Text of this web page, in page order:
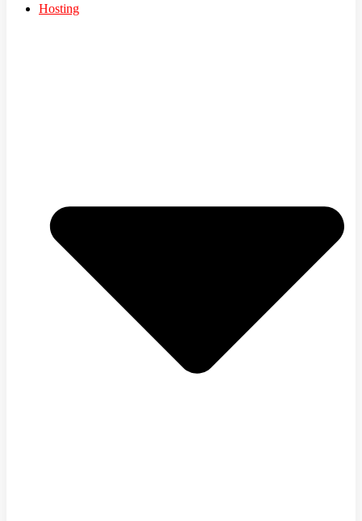
Hosting